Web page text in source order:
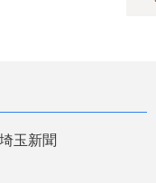
玉新聞